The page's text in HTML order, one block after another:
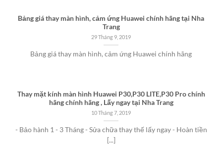
Bảng giá thay màn hình, cảm ứng Huawei chính hãng tại Nha
Trang
29 Tháng 9, 2019
Bảng giá thay màn hình, cảm ứng Huawei chính hãng
Thay mặt kính màn hình Huawei P30,P30 LITE,P30 Pro chính
hãng chính hãng , Lấy ngay tại Nha Trang
10 Tháng 7, 2019
- Bảo hành 1 - 3 Tháng - Sửa chữa thay thế lấy ngay - Hoàn tiền
[...]